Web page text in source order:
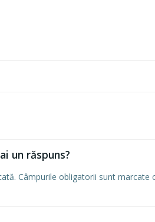
un răspuns?
Câmpurile obligatorii sunt marcate